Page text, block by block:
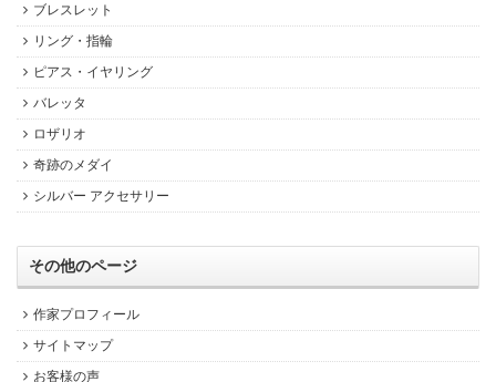
ブレスレット
リング・指輪
ピアス・イヤリング
バレッタ
ロザリオ
奇跡のメダイ
シルバー アクセサリー
その他のページ
作家プロフィール
サイトマップ
お客様の声